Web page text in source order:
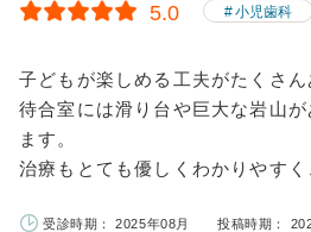
5.0 小児歯科
子どもが楽しめる工夫がたくさん
待合室には滑り台や巨大な岩山
ます。
治療もとても優しくわかりやす
受診時期： 2025年08月 投稿時期：